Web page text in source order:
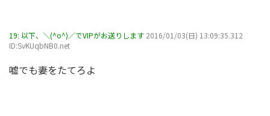
19: 以下、＼(^o^)／でVIPがお送りします 2016/01/03(日) 13:09:35.312
ID:SvKUqbNB0.net
嘘でも妻をたてろよ